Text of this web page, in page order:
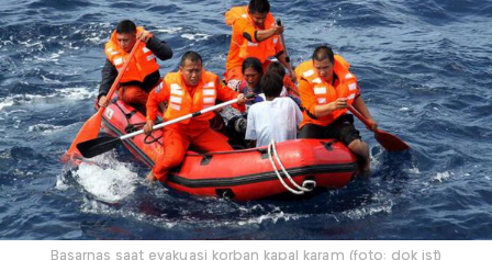
Basarnas saat evakuasi korban kapal karam (foto: dok ist)